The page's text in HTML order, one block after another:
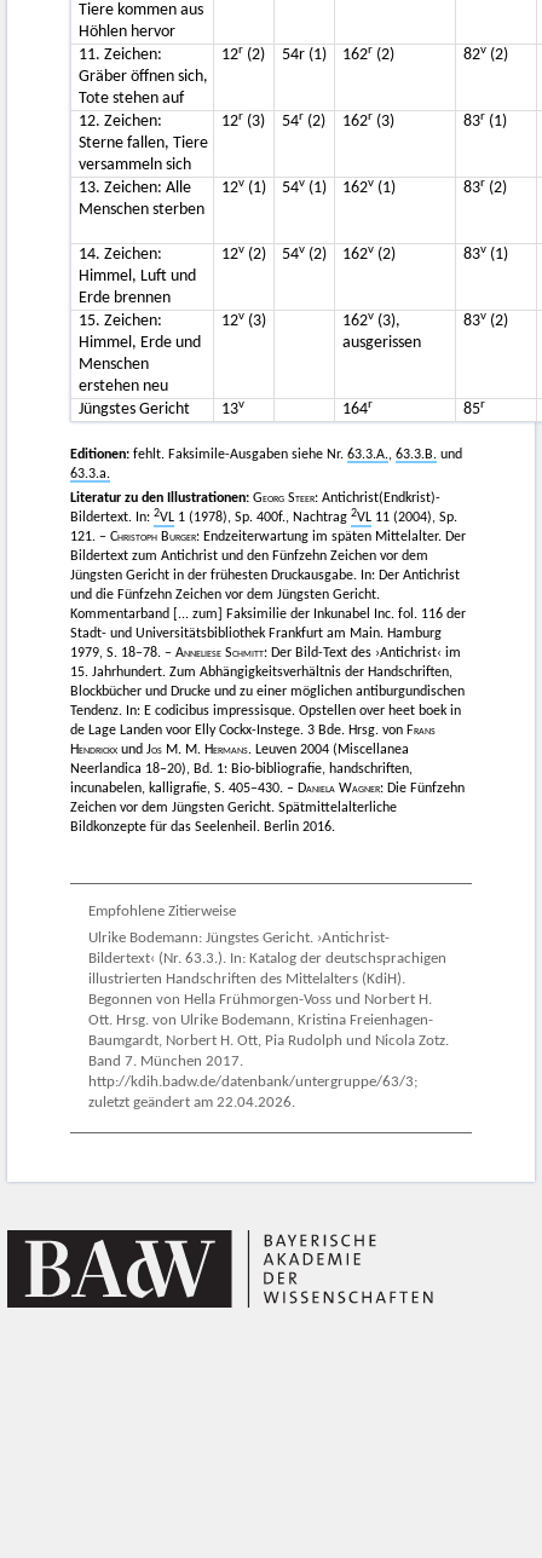
Tiere kommen aus
Höhlen hervor
11. Zeichen:
Gräber öffnen sich,
Tote stehen auf
12r (2) 54r (1) 162r (2) 82v(2)
12. Zeichen:
Sterne fallen, Tiere
versammeln sich
12r (3) 54r (2) 162r (3) 83r (1)
13. Zeichen: Alle
Menschen sterben
12v(1) 54v(1) 162v(1) 83r (2)
14. Zeichen:
Himmel, Luft und
Erde brennen
12v(2) 54v(2) 162v(2) 83v(1)
15. Zeichen:
Himmel, Erde und
Menschen
erstehen neu
12v(3) 162v(3),
ausgerissen
83v(2)
Jüngstes Gericht 13v 164r 85r
Editionen: fehlt. Faksimile-Ausgaben siehe Nr. 63.3.A., 63.3.B. und
63.3.a.
Literatur zu den Illustrationen: Georg Steer: Antichrist(Endkrist)-
Bildertext. In: 2VL 1 (1978), Sp. 400f., Nachtrag 2VL 11 (2004), Sp.
121. – Christoph Burger: Endzeiterwartung im späten Mittelalter. Der
Bildertext zum Antichrist und den Fünfzehn Zeichen vor dem
Jüngsten Gericht in der frühesten Druckausgabe. In: Der Antichrist
und die Fünfzehn Zeichen vor dem Jüngsten Gericht.
Kommentarband [... zum] Faksimilie der Inkunabel Inc. fol. 116 der
Stadt- und Universitätsbibliothek Frankfurt am Main. Hamburg
1979, S. 18–78. – Anneliese Schmitt: Der Bild-Text des ›Antichrist‹ im
15. Jahrhundert. Zum Abhängigkeitsverhältnis der Handschriften,
Blockbücher und Drucke und zu einer möglichen antiburgundischen
Tendenz. In: E codicibus impressisque. Opstellen over heet boek in
de Lage Landen voor Elly Cockx-Instege. 3 Bde. Hrsg. von Frans
Hendrickx und Jos M. M. Hermans. Leuven 2004 (Miscellanea
Neerlandica 18–20), Bd. 1: Bio-bibliografie, handschriften,
incunabelen, kalligrafie, S. 405–430. – Daniela Wagner: Die Fünfzehn
Zeichen vor dem Jüngsten Gericht. Spätmittelalterliche
Bildkonzepte für das Seelenheil. Berlin 2016.
Empfohlene Zitierweise
Ulrike Bodemann: Jüngstes Gericht. ›Antichrist-
Bildertext‹ (Nr. 63.3.). In: Katalog der deutschsprachigen
illustrierten Handschriften des Mittelalters (KdiH).
Begonnen von Hella Frühmorgen-Voss und Norbert H.
Ott. Hrsg. von Ulrike Bodemann, Kristina Freienhagen-
Baumgardt, Norbert H. Ott, Pia Rudolph und Nicola Zotz.
Band 7. München 2017.
http://kdih.badw.de/datenbank/untergruppe/63/3;
zuletzt geändert am 22.04.2026.